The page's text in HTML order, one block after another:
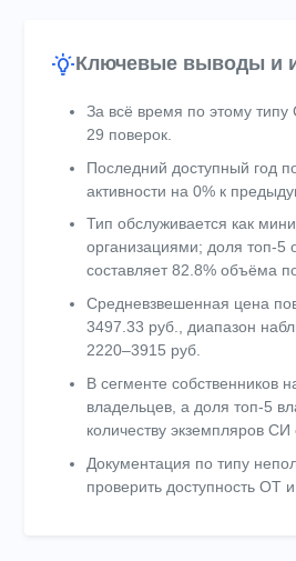
Ключевые выводы и
За всё время по этому
29 поверок.
Последний доступный год
активности на 0% к
Тип обслуживается как
организациями; доля топ-5
составляет 82.8% объёма
Средневзвешенная цена
3497.33 руб., диапазон
2220–3915 руб.
В сегменте собственников
владельцев, а доля топ-5
количеству экземпляров СИ
Документация по типу
проверить доступность ОТ